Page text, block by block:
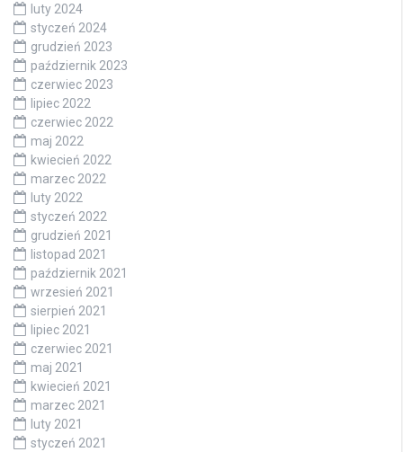
luty 2024
styczeń 2024
grudzień 2023
październik 2023
czerwiec 2023
lipiec 2022
czerwiec 2022
maj 2022
kwiecień 2022
marzec 2022
luty 2022
styczeń 2022
grudzień 2021
listopad 2021
październik 2021
wrzesień 2021
sierpień 2021
lipiec 2021
czerwiec 2021
maj 2021
kwiecień 2021
marzec 2021
luty 2021
styczeń 2021